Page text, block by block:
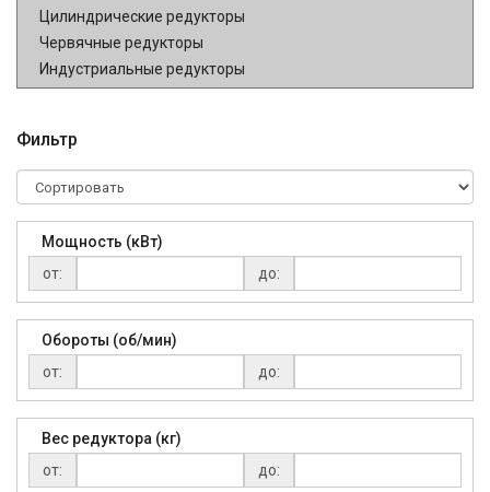
Цилиндрические редукторы
Червячные редукторы
Индустриальные редукторы
Фильтр
Мощность (кВт)
от:
до:
Обороты (об/мин)
от:
до:
Вес редуктора (кг)
от:
до: